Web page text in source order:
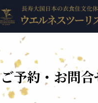
ご予約・お問合